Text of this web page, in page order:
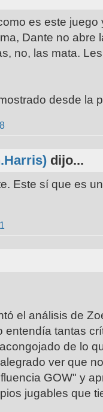
es este juego
Dante no abre
no, las mata.
desde la
dijo...
Este sí que es
el análisis de
entendía tantas
de lo
ver que
GOW" y
jugables que